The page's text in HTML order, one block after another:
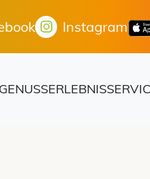
Instagram
GENUSSERLEBNIS